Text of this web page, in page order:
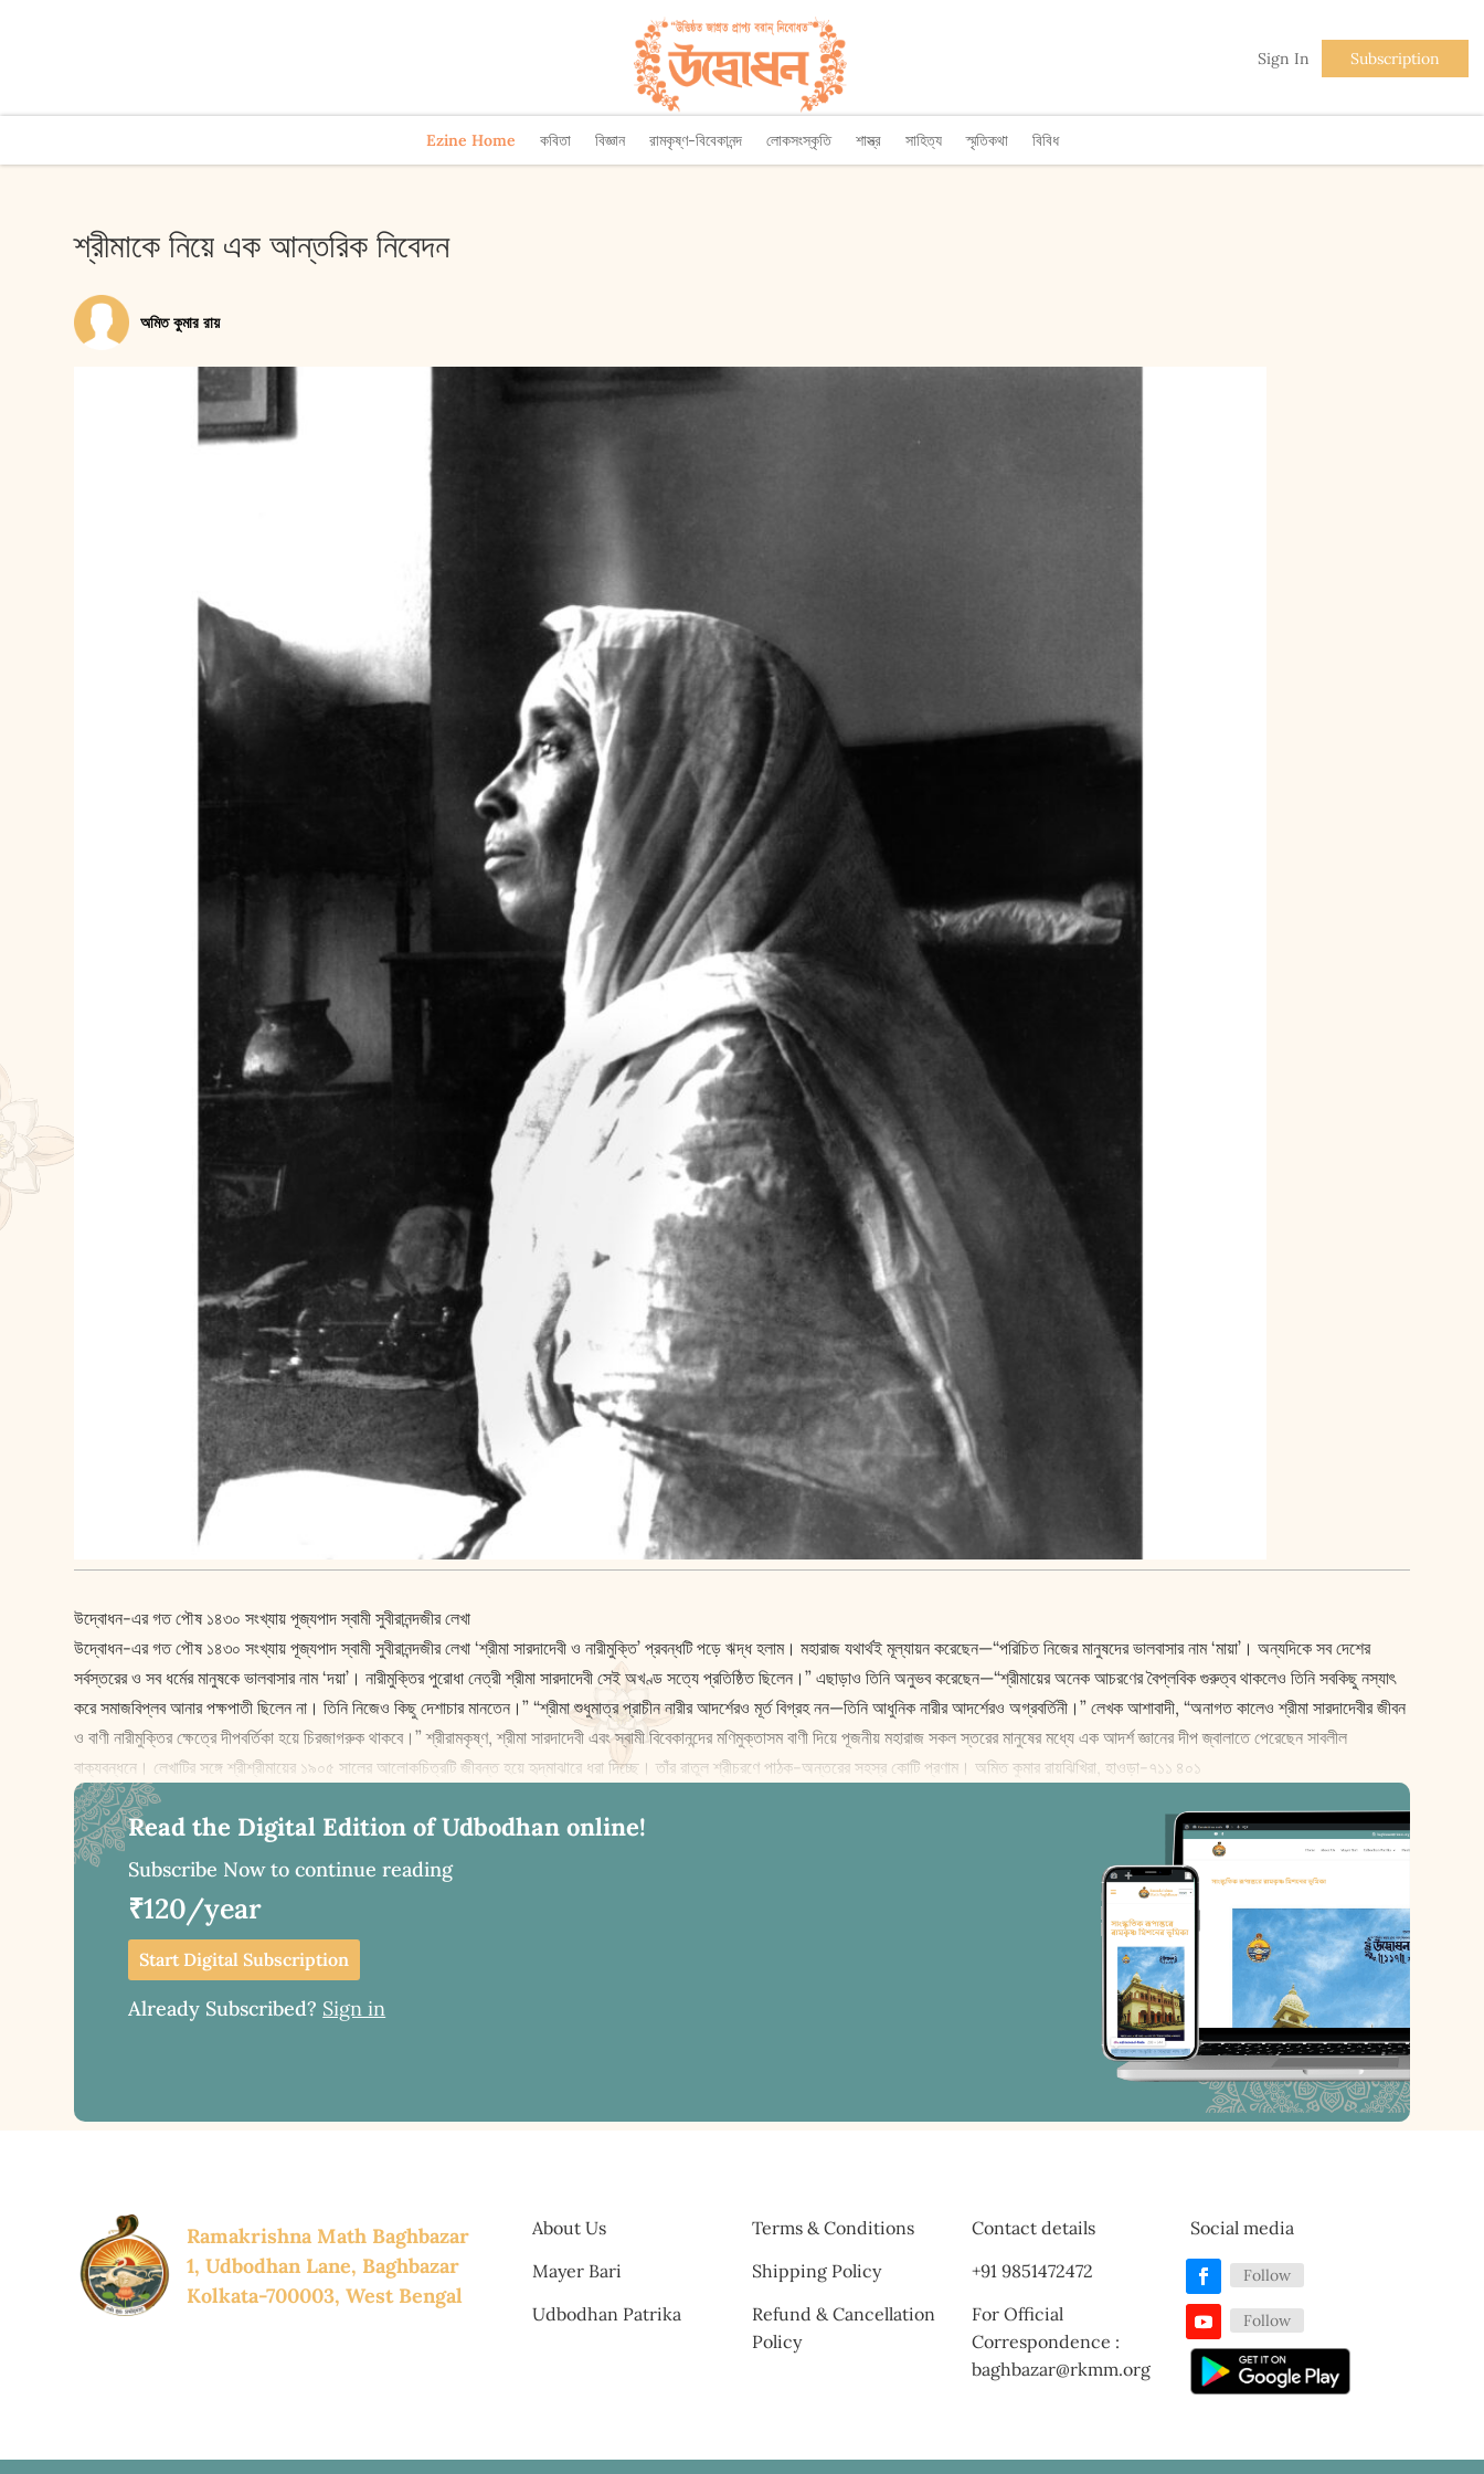
Sign In Subscription
Ezine Home কবিতা বিজ্ঞান রামকৃষ্ণ-বিবেকানন্দ লোকসংস্কৃতি শাস্ত্র সাহিত্য স্মৃতিকথা বিবিধ
শ্রীমাকে নিয়ে এক আন্তরিক নিবেদন
অমিত কুমার রায়
উদ্বোধন-এর গত পৌষ ১৪৩০ সংখ্যায় পূজ্যপাদ স্বামী সুবীরানন্দজীর লেখা
উদ্বোধন-এর গত পৌষ ১৪৩০ সংখ্যায় পূজ্যপাদ স্বামী সুবীরানন্দজীর লেখা ‘শ্রীমা সারদাদেবী ও নারীমুক্তি’ প্রবন্ধটি পড়ে ঋদ্ধ হলাম। মহারাজ যথার্থই মূল্যায়ন করেছেন—“পরিচিত নিজের মানুষদের ভালবাসার নাম ‘মায়া’। অন্যদিকে সব দেশের
সর্বস্তরের ও সব ধর্মের মানুষকে ভালবাসার নাম ‘দয়া’। নারীমুক্তির পুরোধা নেত্রী শ্রীমা সারদাদেবী সেই অখণ্ড সত্যে প্রতিষ্ঠিত ছিলেন।” এছাড়াও তিনি অনুভব করেছেন—“শ্রীমায়ের অনেক আচরণের বৈপ্লবিক গুরুত্ব থাকলেও তিনি সবকিছু নস্যাৎ
করে সমাজবিপ্লব আনার পক্ষপাতী ছিলেন না। তিনি নিজেও কিছু দেশাচার মানতেন।” “শ্রীমা শুধুমাত্র প্রাচীন নারীর আদর্শেরও মূর্ত বিগ্রহ নন—তিনি আধুনিক নারীর আদর্শেরও অগ্রবর্তিনী।” লেখক আশাবাদী, “অনাগত কালেও শ্রীমা সারদাদেবীর জীবন
ও বাণী নারীমুক্তির ক্ষেত্রে দীপবর্তিকা হয়ে চিরজাগরুক থাকবে।” শ্রীরামকৃষ্ণ, শ্রীমা সারদাদেবী এবং স্বামী বিবেকানন্দের মণিমুক্তাসম বাণী দিয়ে পূজনীয় মহারাজ সকল স্তরের মানুষের মধ্যে এক আদর্শ জ্ঞানের দীপ জ্বালাতে পেরেছেন সাবলীল
বাক্যবন্ধনে। লেখাটির সঙ্গে শ্রীশ্রীমায়ের ১৯০৫ সালের আলোকচিত্রটি জীবন্ত হয়ে হৃদ্‌মাঝারে ধরা দিচ্ছে। তাঁর রাতুল শ্রীচরণে পাঠক-অন্তরের সহস্র কোটি প্রণাম। অমিত কুমার রায়ঝিখিরা, হাওড়া-৭১১ ৪০১
Read the Digital Edition of Udbodhan online!
Subscribe Now to continue reading
₹120/year
Start Digital Subscription
Already Subscribed? Sign in
Ramakrishna Math Baghbazar
1, Udbodhan Lane, Baghbazar
Kolkata-700003, West Bengal
About Us
Mayer Bari
Udbodhan Patrika
Terms & Conditions
Shipping Policy
Refund & Cancellation
Policy
Contact details
+91 9851472472
For Official
Correspondence :
baghbazar@rkmm.org
Social media
Follow
Follow